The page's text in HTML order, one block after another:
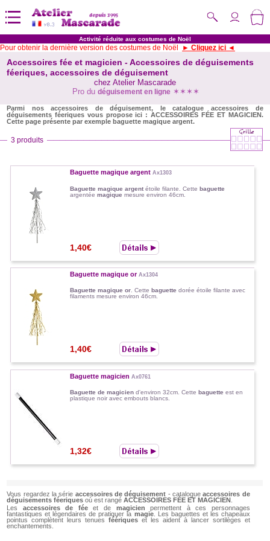
Activité réduite aux costumes de Noël
Pour obtenir la dernière version des costumes de Noël ► Cliquez ici ◄
Accessoires fée et magicien - Accessoires de déguisements
féeriques, accessoires de déguisement
chez Atelier Mascarade
Pro dudéguisement en ligne ✶✶✶✶
Parmi nos accessoires de déguisement, le catalogue accessoires de
déguisements féeriques vous propose ici : ACCESSOIRES FÉE ET MAGICIEN.
Cette page présente par exemple baguette magique argent.
3 produits
Baguette magique argentAx1303
Baguette magique argentétoile filante. Cette baguette
argentée magique mesure environ 46cm.
1,40€
Baguette magique orAx1304
Baguette magique or. Cette baguette dorée étoile filante avec
filaments mesure environ 46cm.
1,40€
Baguette magicien Ax0761
Baguette de magiciend'environ 32cm. Cette baguette est en
plastique noir avec embouts blancs.
1,32€
Vous regardez la série accessoires de déguisement - catalogueaccessoires de
déguisements féeriques où est rangéACCESSOIRES FÉE ET MAGICIEN
Les accessoires de féeet de magicien permettent à ces personnages
fantastiques et légendaires de pratiquer la magie. Les baguettes et les chapeaux
pointus complètent leurs tenuesféériques et les aident à lancer sortilèges et
enchantements.